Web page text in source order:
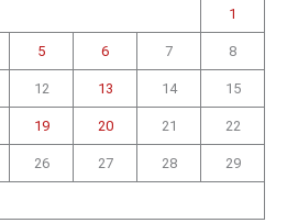
1
5 6 7 8
12 13 14 15
19 20 21 22
26 27 28 29